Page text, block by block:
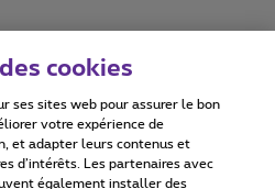
Accessibility statement
cookies
ses sites web pour assurer le bon
votre expérience de
et adapter leurs contenus et
d’intérêts. Les partenaires avec
également installer des